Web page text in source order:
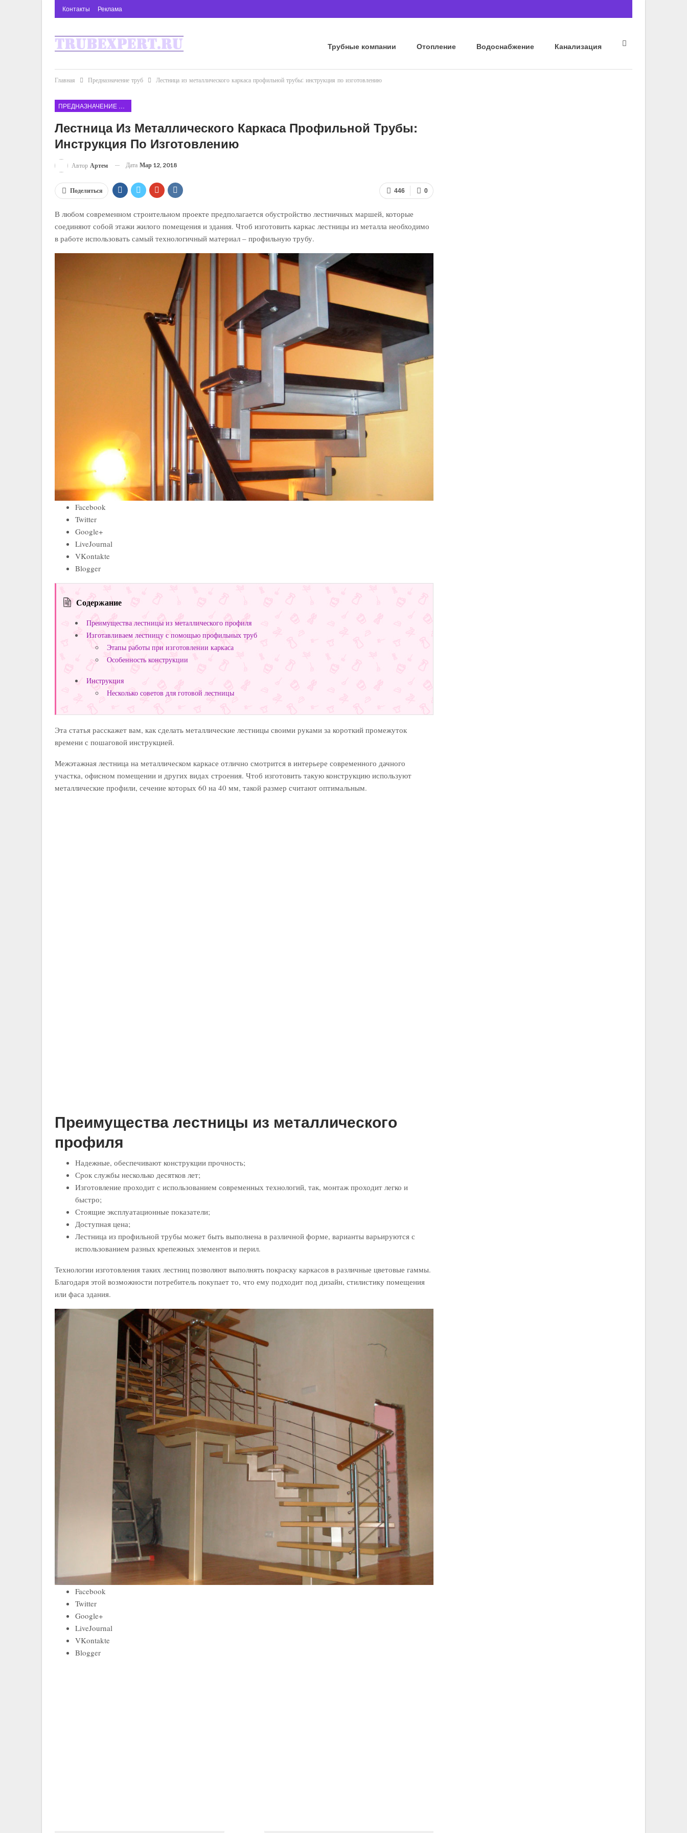
Контакты Реклама
Трубные компании Отопление Водоснабжение Канализация
Главная Предназначение труб Лестница из металлического каркаса профильной трубы: инструкция по изготовлению
ПРЕДНАЗНАЧЕНИЕ ТРУБ
Лестница Из Металлического Каркаса Профильной Трубы:
Инструкция По Изготовлению
Автор Артем Дата Мар 12, 2018
0
446
Поделиться
В любом современном строительном проекте предполагается обустройство лестничных маршей, которые
соединяют собой этажи жилого помещения и здания. Чтоб изготовить каркас лестницы из металла необходимо
в работе использовать самый технологичный материал – профильную трубу.
Facebook
Twitter
Google+
LiveJournal
VKontakte
Blogger
Содержание
Преимущества лестницы из металлического профиля
Изготавливаем лестницу с помощью профильных труб
Этапы работы при изготовлении каркаса
Особенность конструкции
Инструкция
Несколько советов для готовой лестницы
Эта статья расскажет вам, как сделать металлические лестницы своими руками за короткий промежуток
времени с пошаговой инструкцией.
Межэтажная лестница на металлическом каркасе отлично смотрится в интерьере современного дачного
участка, офисном помещении и других видах строения. Чтоб изготовить такую конструкцию используют
металлические профили, сечение которых 60 на 40 мм, такой размер считают оптимальным.
Преимущества лестницы из металлического
профиля
Надежные, обеспечивают конструкции прочность;
Срок службы несколько десятков лет;
Изготовление проходит с использованием современных технологий, так, монтаж проходит легко и
быстро;
Стоящие эксплуатационные показатели;
Доступная цена;
Лестница из профильной трубы может быть выполнена в различной форме, варианты варьируются с
использованием разных крепежных элементов и перил.
Технологии изготовления таких лестниц позволяют выполнять покраску каркасов в различные цветовые гаммы.
Благодаря этой возможности потребитель покупает то, что ему подходит под дизайн, стилистику помещения
или фаса здания.
Facebook
Twitter
Google+
LiveJournal
VKontakte
Blogger